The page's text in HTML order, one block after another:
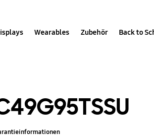
Wearables Zubehör Back to